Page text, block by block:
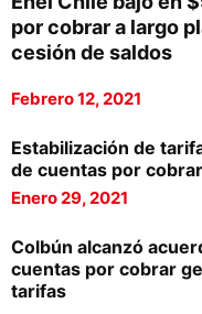
por cobrar a largo
cesión de saldos
Febrero 12, 2021
Estabilización de
de cuentas por
Enero 29, 2021
Colbún alcanzó
cuentas por cobrar
tarifas